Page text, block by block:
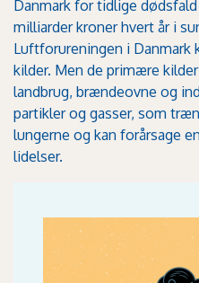
Danmark for tidlige
milliarder kroner hvert år i
Luftforureningen i Danmark
kilder. Men de primære
landbrug, brændeovne og
partikler og gasser, som
lungerne og kan forårsage
lidelser.